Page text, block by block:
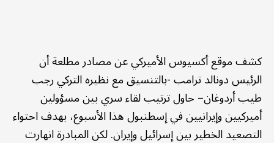
كشف موقع أكسيوس الأميركي عن مصادر مطلعة أن
الرئيس دونالد ترامب -بالتنسيق مع نظيره التركي رجب
طيب أردوغان– حاول ترتيب لقاء سري بين مسؤولين
أميركيين وإيرانيين في إسطنبول هذا الأسبوع، بهدف احتواء
التصعيد الخطير بين إسرائيل وإيران. لكن المبادرة انهارت